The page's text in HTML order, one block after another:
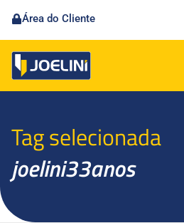
Área do Cliente
Tag selecionada
joelini33anos